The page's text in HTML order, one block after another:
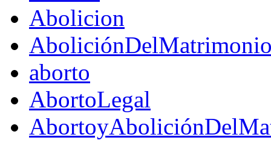
Abolicion
aborto
AbortoLegal